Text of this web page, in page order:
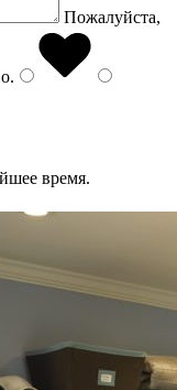
Пожалуйста,
.
время.